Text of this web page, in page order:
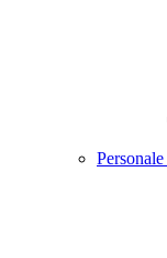
Personale